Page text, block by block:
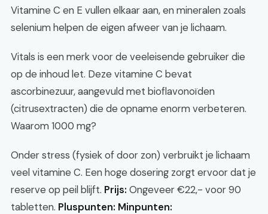
Vitamine C en E vullen elkaar aan, en mineralen zoals
selenium helpen de eigen afweer van je lichaam.
Vitals is een merk voor de veeleisende gebruiker die
op de inhoud let. Deze vitamine C bevat
ascorbinezuur, aangevuld met bioflavonoïden
(citrusextracten) die de opname enorm verbeteren.
Waarom 1000 mg?
Onder stress (fysiek of door zon) verbruikt je lichaam
veel vitamine C. Een hoge dosering zorgt ervoor dat je
reserve op peil blijft. Prijs: Ongeveer €22,- voor 90
tabletten. Pluspunten: Minpunten: